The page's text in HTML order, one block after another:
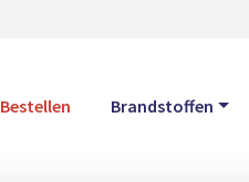
Bestellen Brandstoffen